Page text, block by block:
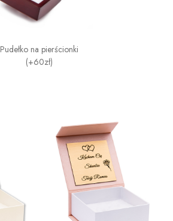
Pudełko na pierścionki
(+60zł)